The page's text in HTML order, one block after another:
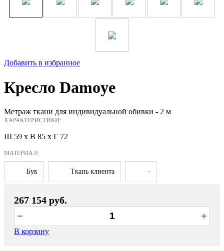
Добавить в избранное
Кресло Damoye
Метраж ткани для индивидуальной обивки - 2 м
ХАРАКТЕРИСТИКИ:
Ш 59 x В 85 x Г 72
МАТЕРИАЛ:
Бук Ткань клиента -
267 154 руб.
В корзину